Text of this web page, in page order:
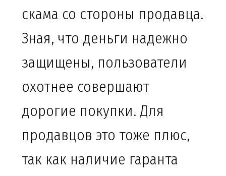
скама со стороны продавца.
Зная, что деньги надежно
защищены, пользователи
охотнее совершают
дорогие покупки. Для
продавцов это тоже плюс,
так как наличие гаранта